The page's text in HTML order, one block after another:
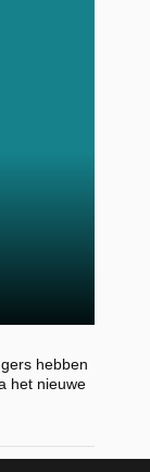
hebben
het nieuwe